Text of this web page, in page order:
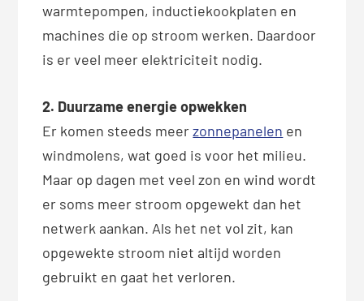
warmtepompen, inductiekookplaten en
machines die op stroom werken. Daardoor
is er veel meer elektriciteit nodig.
2. Duurzame energie opwekken
Er komen steeds meerzonnepanelen en
windmolens, wat goed is voor het milieu.
Maar op dagen met veel zon en wind wordt
er soms meer stroom opgewekt dan het
netwerk aankan. Als het net vol zit, kan
opgewekte stroom niet altijd worden
gebruikt en gaat het verloren.